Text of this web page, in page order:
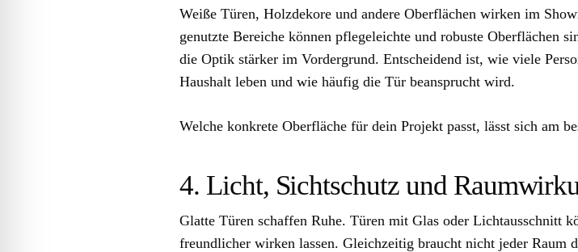
Weiße Türen, Holzdekore und andere Oberflächen wirken im
genutzte Bereiche können pflegeleichte und robuste Oberflächen
die Optik stärker im Vordergrund. Entscheidend ist, wie viele
Haushalt leben und wie häufig die Tür beansprucht wird.
Welche konkrete Oberfläche für dein Projekt passt, lässt sich am
4. Licht, Sichtschutz und
Glatte Türen schaffen Ruhe. Türen mit Glas oder Lichtausschnitt
freundlicher wirken lassen. Gleichzeitig braucht nicht jeder Raum